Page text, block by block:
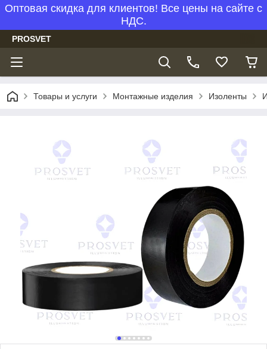
Оптовая скидка для клиентов! Все цены на сайте с
НДС.
PROSVET
Товары и услуги Монтажные изделия Изоленты